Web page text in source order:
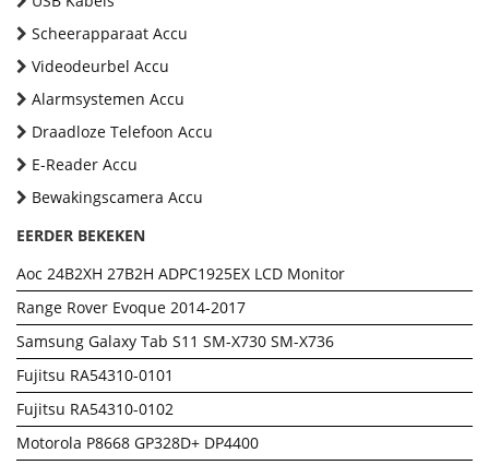
Scheerapparaat Accu
Videodeurbel Accu
Alarmsystemen Accu
Draadloze Telefoon Accu
E-Reader Accu
Bewakingscamera Accu
EERDER BEKEKEN
Aoc 24B2XH 27B2H ADPC1925EX LCD Monitor
Range Rover Evoque 2014-2017
Samsung Galaxy Tab S11 SM-X730 SM-X736
Fujitsu RA54310-0101
Fujitsu RA54310-0102
Motorola P8668 GP328D+ DP4400